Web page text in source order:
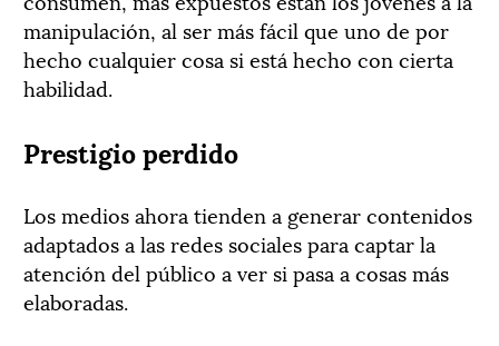
manipulación, al ser más fácil que uno de por
hecho cualquier cosa si está hecho con cierta
habilidad.
Prestigio perdido
Los medios ahora tienden a generar contenidos
adaptados a las redes sociales para captar la
atención del público a ver si pasa a cosas más
elaboradas.